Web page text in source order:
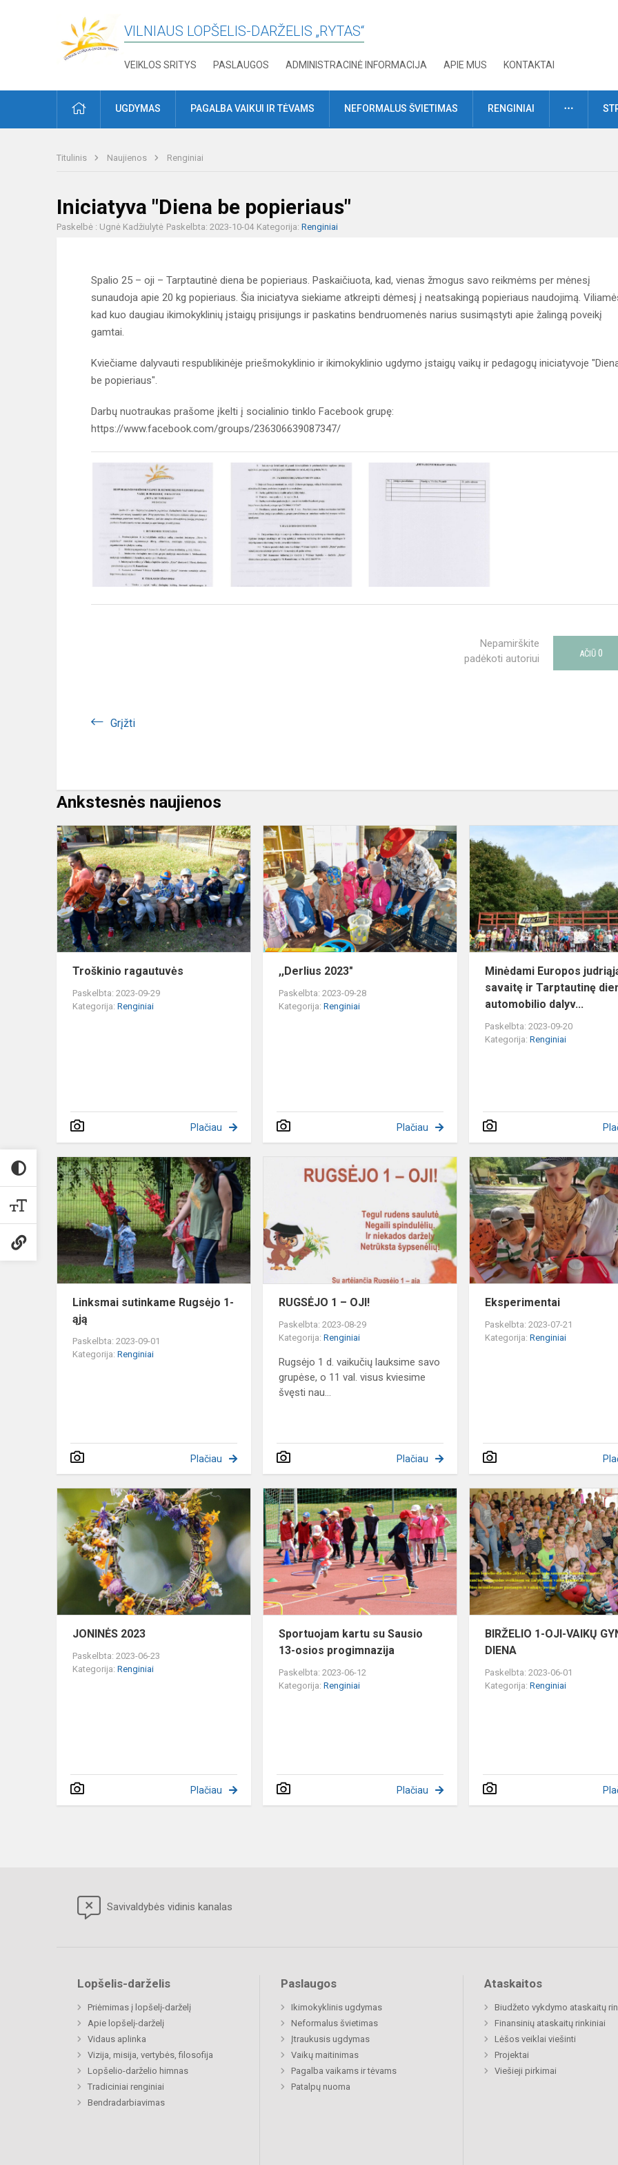
VILNIAUS LOPŠELIS-DARŽELIS „RYTAS“
VEIKLOS SRITYS PASLAUGOS ADMINISTRACINĖ INFORMACIJA APIE MUS KONTAKTAI
PRADŽIAUGDYMAS PAGALBA VAIKUI IR TĖVAMS NEFORMALUS ŠVIETIMAS RENGINIAI DAUGIAU
Titulinis Naujienos Renginiai
Iniciatyva "Diena be popieriaus"
Paskelbė : Ugnė Kadžiulytė Paskelbta: 2023-10-04 Kategorija: Renginiai
Spalio 25 – oji – Tarptautinė diena be popieriaus. Paskaičiuota, kad, vienas žmogus savo reikmėms per mėnesį
sunaudoja apie 20 kg popieriaus. Šia iniciatyva siekiame atkreipti dėmesį į neatsakingą popieriaus naudojimą.
kad kuo daugiau ikimokyklinių įstaigų prisijungs ir paskatins bendruomenės narius susimąstyti apie žalingą poveikį
gamtai.
Kviečiame dalyvauti respublikinėje priešmokyklinio ir ikimokyklinio ugdymo įstaigų vaikų ir pedagogų iniciatyvoje
be popieriaus".
Darbų nuotraukas prašome įkelti į socialinio tinklo Facebook grupę:
https://www.facebook.com/groups/236306639087347/
Nepamirškite
padėkoti autoriui
AČIŪ 0
Grįžti
Ankstesnės naujienos
Troškinio
ragautuvės
Troškinio ragautuvės
Paskelbta: 2023-09-29
Kategorija: Renginiai
Plačiau
,,Derlius
2023"
,,Derlius 2023"
Paskelbta: 2023-09-28
Kategorija:Renginiai
Plačiau
Minėdami Europos
savaitę ir Tarptautinę
automobilio dalyv...
Paskelbta: 2023-09-20
Kategorija:Renginiai
Linksmai
sutinkame
Rugsėjo
ąją
Linksmai sutinkame Rugsėjo 1-
ąją
Paskelbta: 2023-09-01
Kategorija: Renginiai
Plačiau
RUGSĖJO
1
OJI!
RUGSĖJO 1 – OJI!
Paskelbta: 2023-08-29
Kategorija:Renginiai
Rugsėjo 1 d. vaikučių lauksime savo
grupėse, o 11 val. visus kviesime
švęsti nau...
Plačiau
Eksperimentai
Paskelbta: 2023-07-21
Kategorija:Renginiai
JONINĖS
2023
JONINĖS 2023
Paskelbta: 2023-06-23
Kategorija: Renginiai
Plačiau
Sportuojam
kartu
su
Sausio
osios
progimnazija
Sportuojam kartu su Sausio
13-osios progimnazija
Paskelbta: 2023-06-12
Kategorija:Renginiai
Plačiau
BIRŽELIO 1-OJI-VAIKŲ
DIENA
Paskelbta: 2023-06-01
Kategorija:Renginiai
Savivaldybės vidinis kanalas
Lopšelis-darželis
Priėmimas į lopšelį-darželį
Apie lopšelį-darželį
Vidaus aplinka
Vizija, misija, vertybės, filosofija
Lopšelio-darželio himnas
Tradiciniai renginiai
Bendradarbiavimas
Paslaugos
Ikimokyklinis ugdymas
Neformalus švietimas
Įtraukusis ugdymas
Vaikų maitinimas
Pagalba vaikams ir tėvams
Patalpų nuoma
Ataskaitos
Biudžeto vykdymo ataskaitų
Finansinių ataskaitų rinkiniai
Lėšos veiklai viešinti
Projektai
Viešieji pirkimai